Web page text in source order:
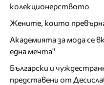
колекционерството
Жените, които
Академията за мода се
една мечта"
Български и
представени от